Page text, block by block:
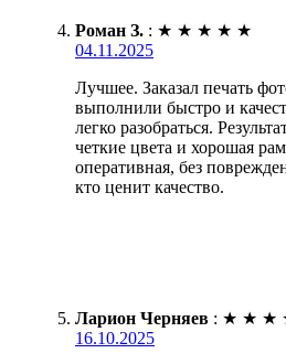
Роман З. : ★ ★ ★ ★ ★
04.11.2025
Лучшее. Заказал печать
выполнили быстро и
легко разобраться.
четкие цвета и хорошая
оперативная, без
кто ценит качество.
Ларион Черняев : ★ ★ ★
16.10.2025